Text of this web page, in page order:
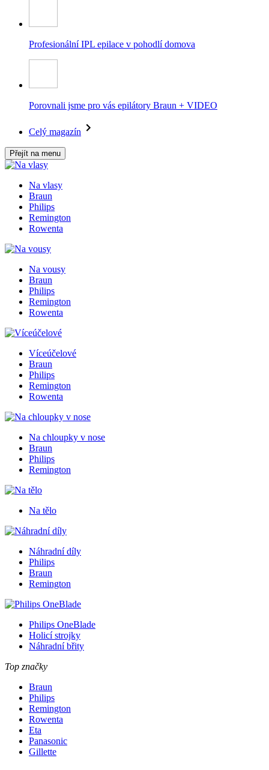
Profesionální IPL epilace v pohodlí domova
Porovnali jsme pro vás epilátory Braun + VIDEO
Celý magazín
Přejít na menu
Na vlasy
Braun
Philips
Remington
Rowenta
Na vousy
Braun
Philips
Remington
Rowenta
Víceúčelové
Braun
Philips
Remington
Rowenta
Na chloupky v nose
Braun
Philips
Remington
Na tělo
Náhradní díly
Philips
Braun
Remington
Philips OneBlade
Holicí strojky
Náhradní břity
Top značky
Braun
Philips
Remington
Rowenta
Eta
Panasonic
Gillette